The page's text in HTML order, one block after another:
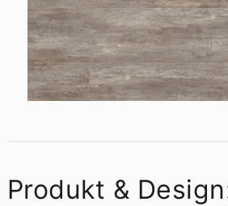
Produkt &